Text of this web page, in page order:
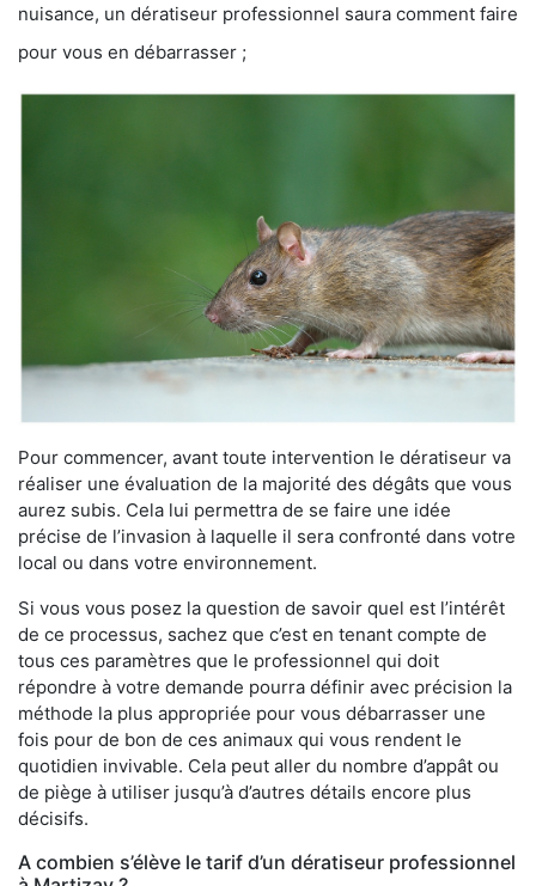
nuisance, un dératiseur professionnel saura comment faire
pour vous en débarrasser ;
Pour commencer, avant toute intervention le dératiseur va
réaliser une évaluation de la majorité des dégâts que vous
aurez subis. Cela lui permettra de se faire une idée
précise de l’invasion à laquelle il sera confronté dans votre
local ou dans votre environnement.
Si vous vous posez la question de savoir quel est l’intérêt
de ce processus, sachez que c’est en tenant compte de
tous ces paramètres que le professionnel qui doit
répondre à votre demande pourra définir avec précision la
méthode la plus appropriée pour vous débarrasser une
fois pour de bon de ces animaux qui vous rendent le
quotidien invivable. Cela peut aller du nombre d’appât ou
de piège à utiliser jusqu’à d’autres détails encore plus
décisifs.
A combien s’élève le tarif d’un dératiseur professionnel